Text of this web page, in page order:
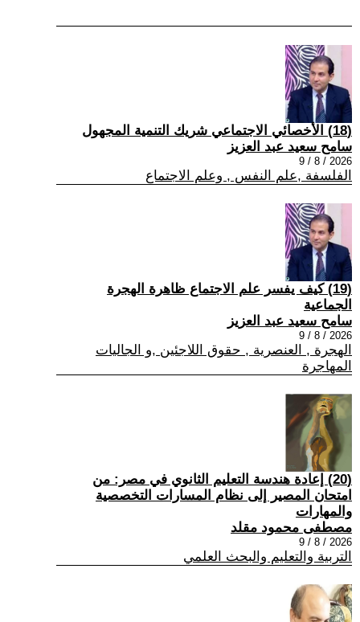
(18) الأخصائي الاجتماعي شريك التنمية المجهول
سامح سعيد عبد العزيز
2026 / 8 / 9
الفلسفة ,علم النفس , وعلم الاجتماع
(19) كيف يفسر علم الاجتماع ظاهرة الهجرة
الجماعية
سامح سعيد عبد العزيز
2026 / 8 / 9
الهجرة , العنصرية , حقوق اللاجئين ,و الجاليات
المهاجرة
(20) إعادة هندسة التعليم الثانوي في مصر: من
امتحان المصير إلى نظام المسارات التخصصية
والمهارات
مصطفى محمود مقلد
2026 / 8 / 9
التربية والتعليم والبحث العلمي